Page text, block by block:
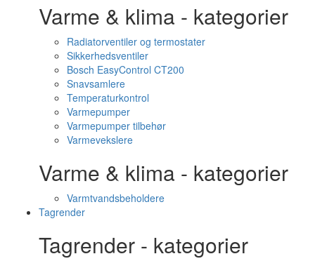
Varme & klima - kategorier
Radiatorventiler og termostater
Sikkerhedsventiler
Bosch EasyControl CT200
Snavsamlere
Temperaturkontrol
Varmepumper
Varmepumper tilbehør
Varmevekslere
Varme & klima - kategorier
Varmtvandsbeholdere
Tagrender
Tagrender - kategorier